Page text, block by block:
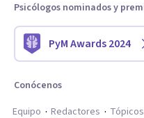
Psicólogos nominados y
PyM Awards 2024
Conócenos
Equipo
Redactores Tópicos